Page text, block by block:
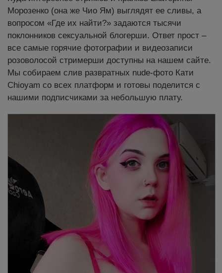
Морозенко (она же Чио Ям) выглядят ее сливы, а
вопросом «Где их найти?» задаются тысячи
поклонников сексуальной блогерши. Ответ прост –
все самые горячие фотографии и видеозаписи
розоволосой стримерши доступны на нашем сайте.
Мы собираем слив развратных nude-фото Кати
Chioyam со всех платформ и готовы поделится с
нашими подписчиками за небольшую плату.